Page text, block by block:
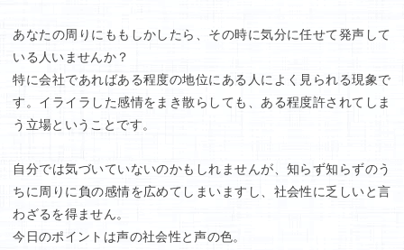
あなたの周りにももしかしたら、その時に気分に任せて発声して
いる人いませんか？
特に会社であればある程度の地位にある人によく見られる現象で
す。イライラした感情をまき散らしても、ある程度許されてしま
う立場ということです。
自分では気づいていないのかもしれませんが、知らず知らずのう
ちに周りに負の感情を広めてしまいますし、社会性に乏しいと言
わざるを得ません。
今日のポイントは声の社会性と声の色。